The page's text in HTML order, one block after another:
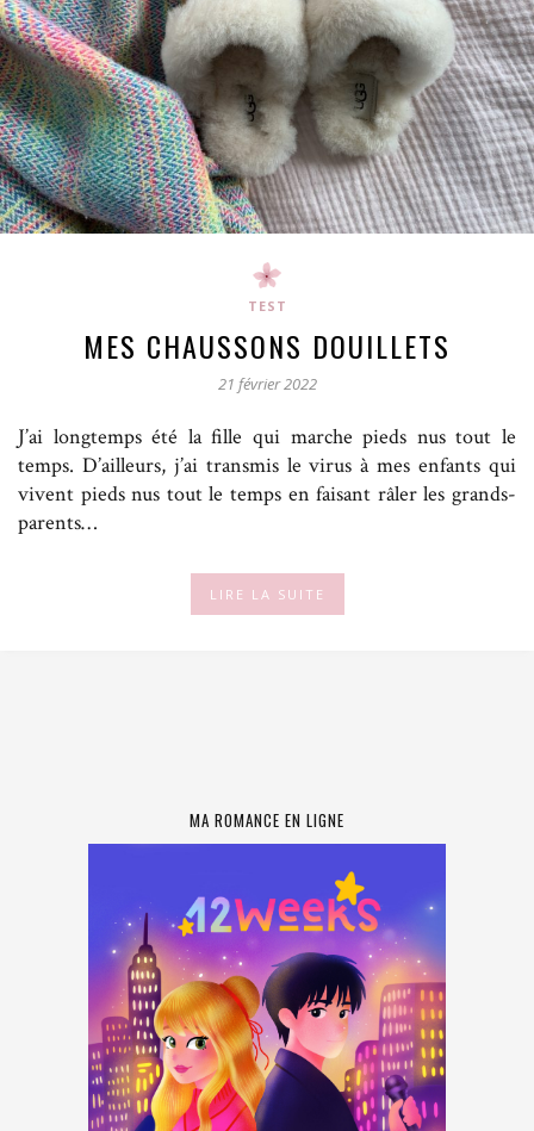
TEST
MES CHAUSSONS DOUILLETS
21 février 2022
J’ai longtemps été la fille qui marche pieds nus tout le
temps. D’ailleurs, j’ai transmis le virus à mes enfants qui
vivent pieds nus tout le temps en faisant râler les grands-
parents…
LIRE LA SUITE
MA ROMANCE EN LIGNE